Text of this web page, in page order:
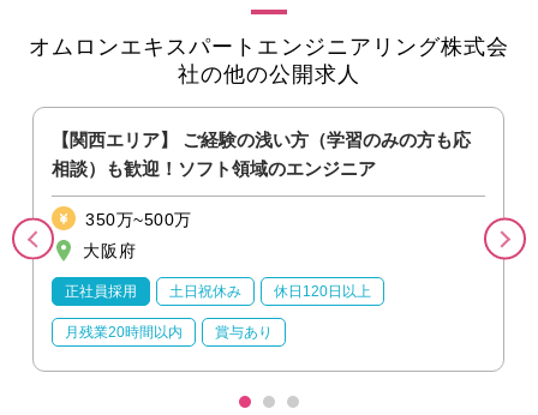
オムロンエキスパートエンジニアリング株式会
社の他の公開求人
【関西エリア】 ご経験の浅い方（学習のみの方も応
相談）も歓迎！ソフト領域のエンジニア
350万~500万
大阪府
正社員採用 土日祝休み 休日120日以上
月残業20時間以内 賞与あり